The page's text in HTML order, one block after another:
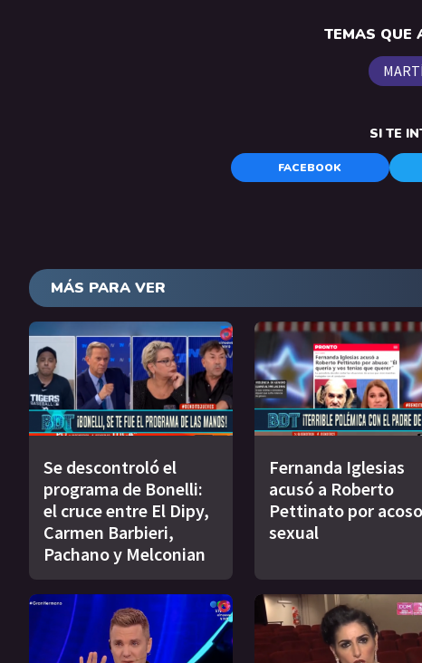
TEMAS QUE
SI TE
FACEBOOK
MÁS PARA VER
Se descontroló el
programa de Bonelli:
el cruce entre El Dipy,
Carmen Barbieri,
Pachano y Melconian
Fernanda Iglesias
acusó a Roberto
Pettinato por acoso
sexual